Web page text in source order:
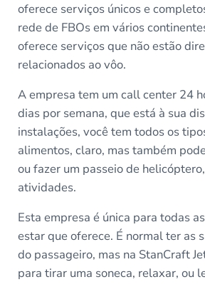
oferece serviços únicos e
rede de FBOs em vários
oferece serviços que não estão
relacionados ao vôo.
A empresa tem um call center 24
dias por semana, que está à sua
instalações, você tem todos os
alimentos, claro, mas também
ou fazer um passeio de
atividades.
Esta empresa é única para todas
estar que oferece. É normal ter as
do passageiro, mas na StanCraft
para tirar uma soneca, relaxar, ou